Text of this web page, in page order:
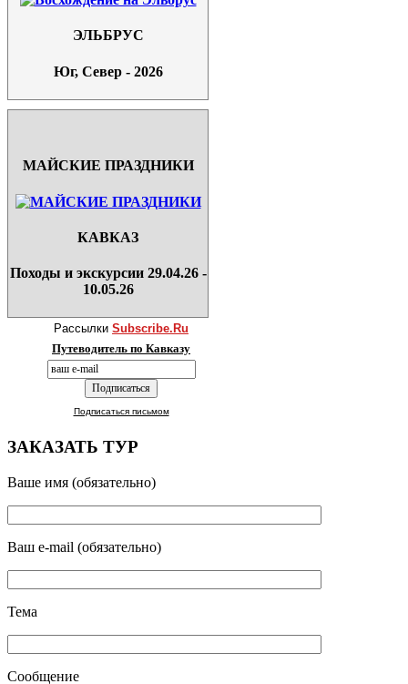
ЭЛЬБРУС
Юг, Север - 2026
МАЙСКИЕ ПРАЗДНИКИ
КАВКАЗ
Походы и экскурсии 29.04.26 -
10.05.26
Рассылки Subscribe.Ru
Путеводитель по Кавказу
Подписаться письмом
ЗАКАЗАТЬ ТУР
Ваше имя (обязательно)
Ваш e-mail (обязательно)
Тема
Сообщение